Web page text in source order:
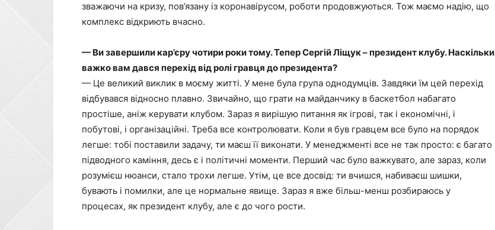
зважаючи на кризу, пов’язану із коронавірусом, роботи продовжуються. Тож маємо надію, що
комплекс відкриють вчасно.
— Ви завершили кар’єру чотири роки тому. Тепер Сергій Ліщук – президент клубу. Наскільки
важко вам дався перехід від ролі гравця до президента?
— Це великий виклик в моєму житті. У мене була група однодумців. Завдяки їм цей перехід
відбувався відносно плавно. Звичайно, що грати на майданчику в баскетбол набагато
простіше, аніж керувати клубом. Зараз я вирішую питання як ігрові, так і економічні, і
побутові, і організаційні. Треба все контролювати. Коли я був гравцем все було на порядок
легше: тобі поставили задачу, ти маєш її виконати. У менеджменті все не так просто: є багато
підводного каміння, десь є і політичні моменти. Перший час було важкувато, але зараз, коли
розумієш нюанси, стало трохи легше. Утім, це все досвід: ти вчишся, набиваєш шишки,
бувають і помилки, але це нормальне явище. Зараз я вже більш-менш розбираюсь у
процесах, як президент клубу, але є до чого рости.